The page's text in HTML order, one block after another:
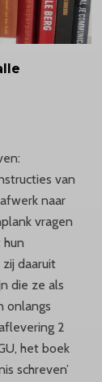
van
naar
vragen
daaruit
die ze als
onlangs
2
het boek
schreven’